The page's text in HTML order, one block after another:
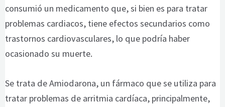
consumió un medicamento que, si bien es para tratar
problemas cardiacos, tiene efectos secundarios como
trastornos cardiovasculares, lo que podría haber
ocasionado su muerte.
Se trata de Amiodarona, un fármaco que se utiliza para
tratar problemas de arritmia cardíaca, principalmente,